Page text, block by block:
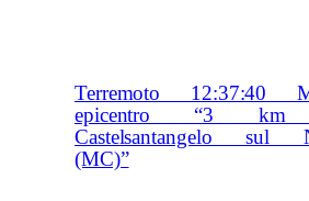
Terremoto 12:37:40
epicentro “3
Castelsantangelo sul
(MC)”